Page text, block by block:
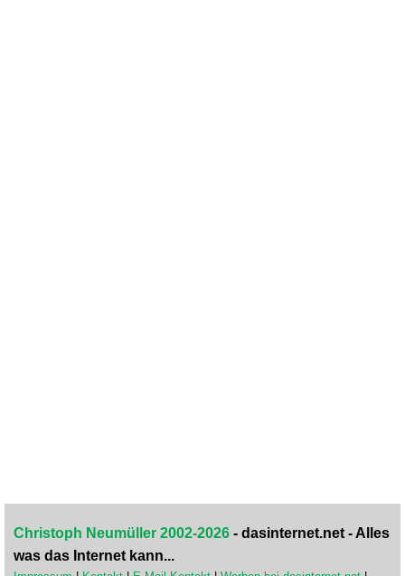
Christoph Neumüller 2002-2026 - dasinternet.net - Alles
was das Internet kann...